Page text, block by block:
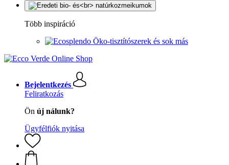
Több inspiráció
Öko-tisztítószerek és sok más
Bejelentkezés
Feliratkozás
Ön új nálunk?
Ügyfélfiók nyitása